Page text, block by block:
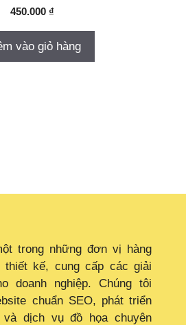
450.000 ₫
vào giỏ hàng
trong những đơn vị hàng
kế, cung cấp các giải
doanh nghiệp. Chúng tôi
chuẩn SEO, phát triển
dịch vụ đồ họa chuyên